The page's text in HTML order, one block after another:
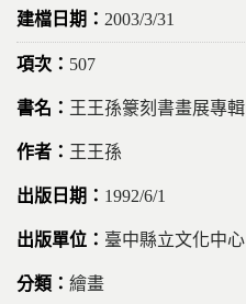
2003/3/31
507
王王孫籇刻書畫展專輯
王王孫
1992/6/1
臺中縣立文化中心
繪畫